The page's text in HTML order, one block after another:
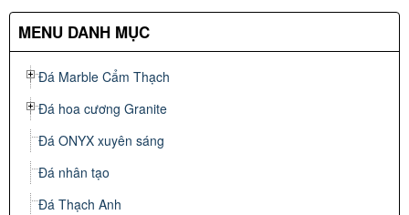
MENU DANH MỤC
Đá Marble Cẩm Thạch
Đá hoa cương Granite
Đá ONYX xuyên sáng
Đá nhân tạo
Đá Thạch Anh